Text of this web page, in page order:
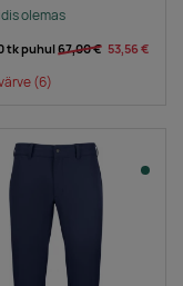
olemas
tk puhul67,00 € 53,56 €
(6)